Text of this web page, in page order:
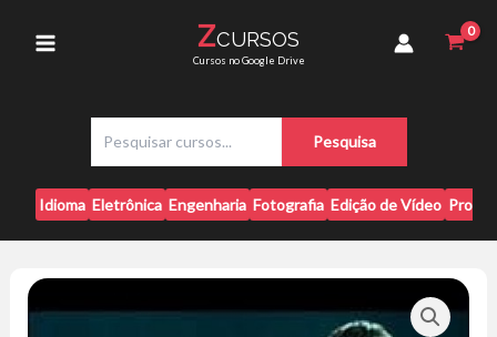
Menu
ZCURSOS
Cursos no Google Drive
s
q
u
i
a
Pesquisa
Idioma Eletrônica Engenharia Fotografia Edição de Vídeo
Scalper